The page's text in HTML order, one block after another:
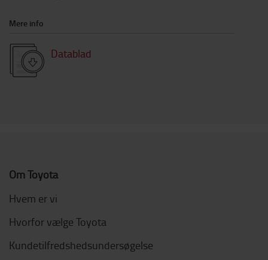
Mere info
Datablad
Om Toyota
Hvem er vi
Hvorfor vælge Toyota
Kundetilfredshedsundersøgelse